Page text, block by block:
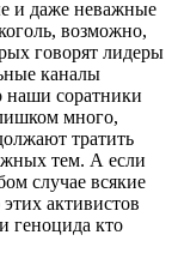
и даже неважные
возможно,
говорят лидеры
каналы
наши соратники
много,
тратить
тем. А если
случае всякие
активистов
геноцида кто